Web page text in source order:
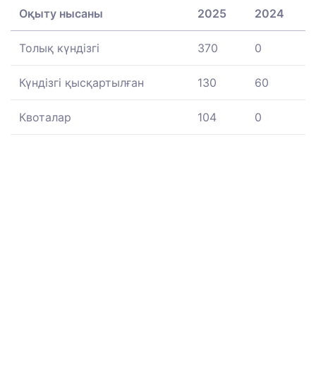
Оқыту нысаны 2025 2024
Толық күндізгі 370 0
Күндізгі қысқартылған 130 60
Квоталар 104 0